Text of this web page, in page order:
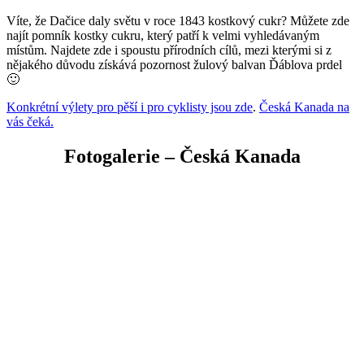
Víte, že Dačice daly světu v roce 1843 kostkový cukr? Můžete zde
najít pomník kostky cukru, který patří k velmi vyhledávaným
místům. Najdete zde i spoustu přírodních cílů, mezi kterými si z
nějakého důvodu získává pozornost žulový balvan Ďáblova prdel
🙂
Konkrétní výlety pro pěší i pro cyklisty jsou zde. Česká Kanada na
vás čeká.
Fotogalerie – Česká Kanada